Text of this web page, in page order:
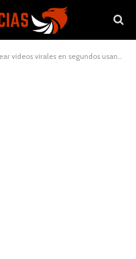
virales en segundos usando la IA de imagen a vídeo?